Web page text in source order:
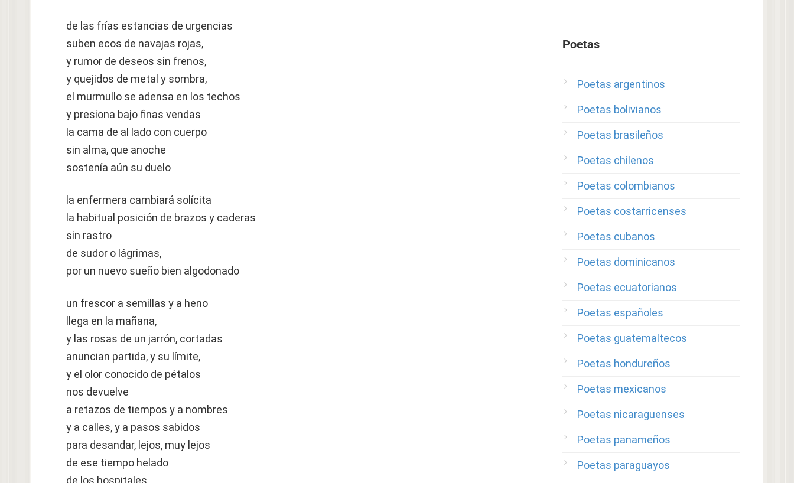
de las frías estancias de urgencias
suben ecos de navajas rojas,
y rumor de deseos sin frenos,
y quejidos de metal y sombra,
el murmullo se adensa en los techos
y presiona bajo finas vendas
la cama de al lado con cuerpo
sin alma, que anoche
sostenía aún su duelo
la enfermera cambiará solícita
la habitual posición de brazos y caderas
sin rastro
de sudor o lágrimas,
por un nuevo sueño bien algodonado
un frescor a semillas y a heno
llega en la mañana,
y las rosas de un jarrón, cortadas
anuncian partida, y su límite,
y el olor conocido de pétalos
nos devuelve
a retazos de tiempos y a nombres
y a calles, y a pasos sabidos
para desandar, lejos, muy lejos
de ese tiempo helado
de los hospitales
Poetas
Poetas argentinos
Poetas bolivianos
Poetas brasileños
Poetas chilenos
Poetas colombianos
Poetas costarricenses
Poetas cubanos
Poetas dominicanos
Poetas ecuatorianos
Poetas españoles
Poetas guatemaltecos
Poetas hondureños
Poetas mexicanos
Poetas nicaraguenses
Poetas panameños
Poetas paraguayos